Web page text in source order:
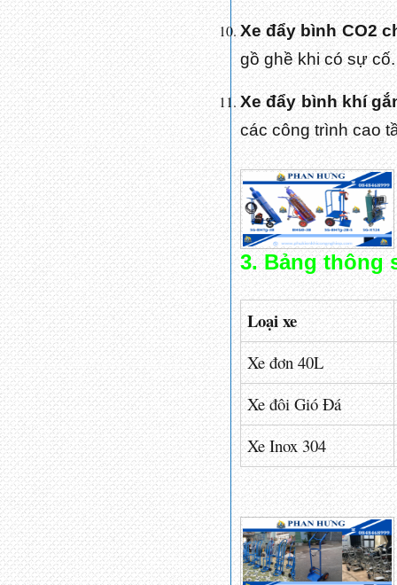
Xe đẩy bình CO2
gồ ghề khi có sự cố.
Xe đẩy bình khí
các công trình cao
3. Bảng thông
Loại xe
Xe đơn 40L
Xe đôi Gió Đá
Xe Inox 304